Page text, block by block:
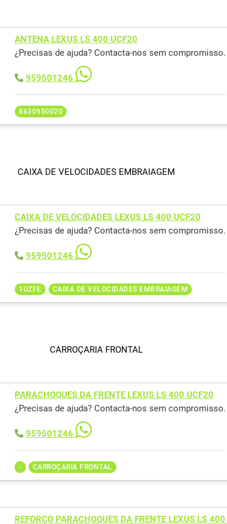
ANTENA LEXUS LS 400 UCF20
¿Precisas de ajuda? Contacta-nos sem compromisso.
959501246
8630950020
CAIXA DE VELOCIDADES EMBRAIAGEM
CAIXA DE VELOCIDADES LEXUS LS 400 UCF20
¿Precisas de ajuda? Contacta-nos sem compromisso.
959501246
1UZFE CAIXA DE VELOCIDADES EMBRAIAGEM
CARROÇARIA FRONTAL
PARACHOQUES DA FRENTE LEXUS LS 400 UCF20
¿Precisas de ajuda? Contacta-nos sem compromisso.
959501246
- CARROÇARIA FRONTAL
REFORÇO PARACHOQUES DA FRENTE LEXUS LS